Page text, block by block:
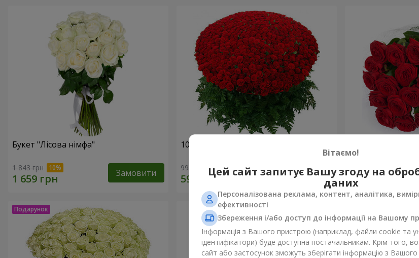
Букет "Лісова німфа"
1 843 грн Замовити
1000 троянд!
99 665 грн Замовити 2 199 грн
Вітаємо!
Цей сайт запитує Вашу згоду на
даних
Персоналізована реклама, контент, аналітика,
ефективності
Збереження і/або доступ до інформації на Вашому
Інформація з Вашого пристрою (наприклад, файли cookie та
ідентифікатори) буде доступна постачальникам. Крім того,
сайт або застосунок зможуть зберігати інформацію з